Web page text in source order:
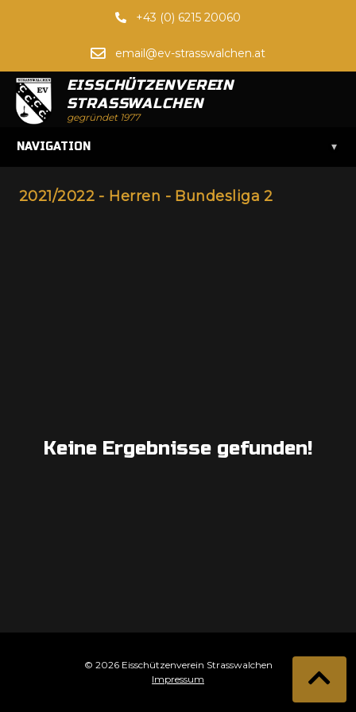
+43 (0) 6215 20060
email@ev-strasswalchen.at
EISSCHÜTZENVEREIN
STRASSWALCHEN
gegründet 1977
NAVIGATION ▾
2021/2022 - Herren - Bundesliga 2
Keine Ergebnisse gefunden!
© 2026 Eisschützenverein Strasswalchen
Impressum